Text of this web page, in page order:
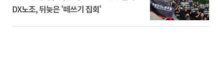
DX노조, 뒤늦은 '떼쓰기 집회'